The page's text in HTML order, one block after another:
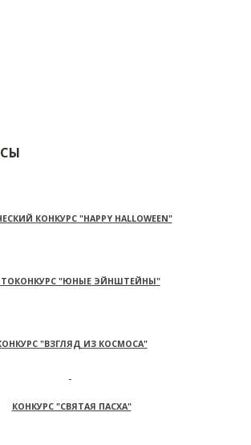
КОНКУРС "HAPPY HALLOWEEN"
"ЮНЫЕ ЭЙНШТЕЙНЫ"
"ВЗГЛЯД ИЗ КОСМОСА"
КОНКУРС "СВЯТАЯ ПАСХА"